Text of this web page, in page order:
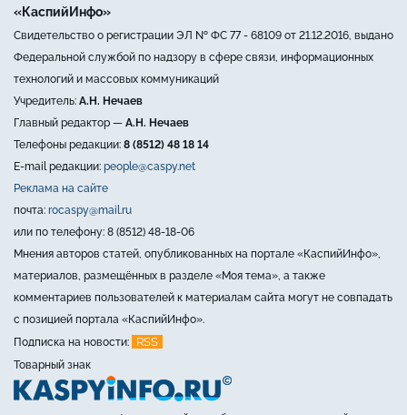
«КаспийИнфо»
Свидетельство о регистрации ЭЛ № ФС 77 - 68109 от 21.12.2016, выдано
Федеральной службой по надзору в сфере связи, информационных
технологий и массовых коммуникаций
Учредитель: А.Н. Нечаев
Главный редактор — А.Н. Нечаев
Телефоны редакции: 8 (8512) 48 18 14
E-mail редакции: people@caspy.net
Реклама на сайте
почта: rocaspy@mail.ru
или по телефону: 8 (8512) 48-18-06
Мнения авторов статей, опубликованных на портале «КаспийИнфо»,
материалов, размещённых в разделе «Моя тема», а также
комментариев пользователей к материалам сайта могут не совпадать
с позицией портала «КаспийИнфо».
Подписка на новости:
RSS
Товарный знак